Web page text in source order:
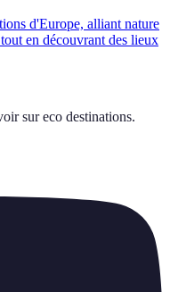
d'Europe, alliant nature
en découvrant des lieux
sur eco destinations.